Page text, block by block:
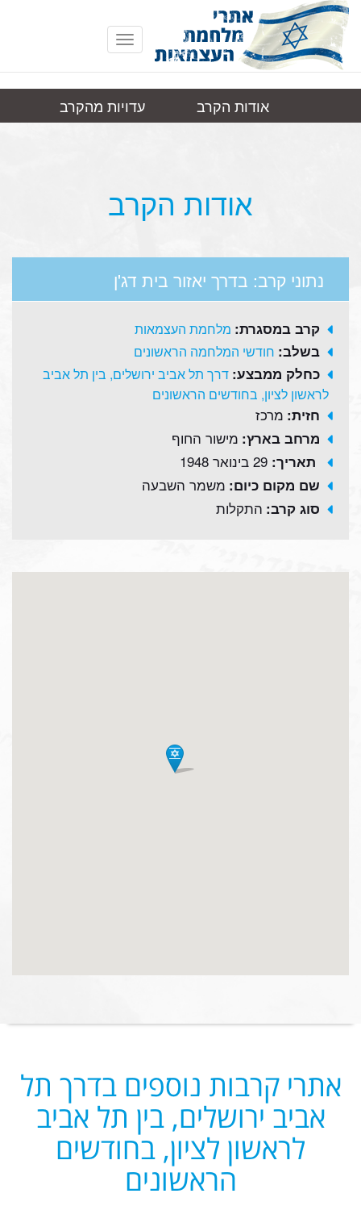
Toggle
navigation
בדרך יאזור בית
אודות הקרב
עדויות מהקרב
אודות הקרב
נתוני קרב: בדרך יאזור בית דג'ן
קרב במסגרת: מלחמת העצמאות
בשלב: חודשי המלחמה הראשונים
כחלק ממבצע: דרך תל אביב ירושלים, בין תל אביב
לראשון לציון, בחודשים הראשונים
חזית: מרכז
מרחב בארץ: מישור החוף
תאריך: 29 בינואר 1948
שם מקום כיום: משמר השבעה
סוג קרב: התקלות
אתרי קרבות נוספים בדרך תל
אביב ירושלים, בין תל אביב
לראשון לציון, בחודשים
הראשונים